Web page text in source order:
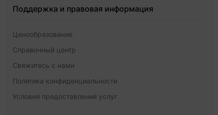
Поддержка и правовая информация
Ценообразование
Справочный центр
Свяжитесь с нами
Политика конфиденциальности
Условия предоставления услуг